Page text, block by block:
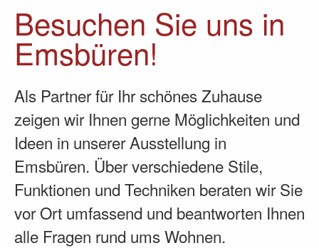
Besuchen Sie uns in
Emsbüren!
Als Partner für Ihr schönes Zuhause
zeigen wir Ihnen gerne Möglichkeiten und
Ideen in unserer Ausstellung in
Emsbüren. Über verschiedene Stile,
Funktionen und Techniken beraten wir Sie
vor Ort umfassend und beantworten Ihnen
alle Fragen rund ums Wohnen.